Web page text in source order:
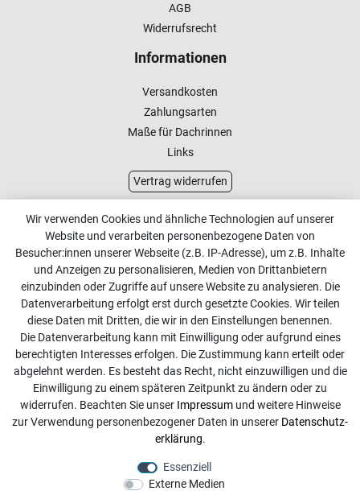
AGB
Widerrufsrecht
Informationen
Versandkosten
Zahlungsarten
Maße für Dachrinnen
Links
Vertrag widerrufen
Kundenservice
Kontakt
Online Retourenservice
Kontakt
info@dachdecker-shop.de
+49 3501 507295
Montag - Freitag, 08:00 - 16:00
Anrufe aus dem dt. Festnetz zum Ortstarif, Preise aus dem
Mobilfunknetz ggf. abweichend (abhängig vom Provider).
Wir verwenden Cookies und ähnliche Technologien auf unserer
Website und verarbeiten personenbezogene Daten von
Besucher:innen unserer Webseite (z.B. IP-Adresse), um z.B. Inhalte
und Anzeigen zu personalisieren, Medien von Drittanbietern
einzubinden oder Zugriffe auf unsere Website zu analysieren. Die
Datenverarbeitung erfolgt erst durch gesetzte Cookies. Wir teilen
diese Daten mit Dritten, die wir in den Einstellungen benennen.
Die Datenverarbeitung kann mit Einwilligung oder aufgrund eines
berechtigten Interesses erfolgen. Die Zustimmung kann erteilt oder
abgelehnt werden. Es besteht das Recht, nicht einzuwilligen und die
Einwilligung zu einem späteren Zeitpunkt zu ändern oder zu
widerrufen. Beachten Sie unser Impressumund weitere Hinweise
zur Verwendung personenbezogener Daten in unserer Daten­schutz­
erklärung.
Essenziell
Externe Medien